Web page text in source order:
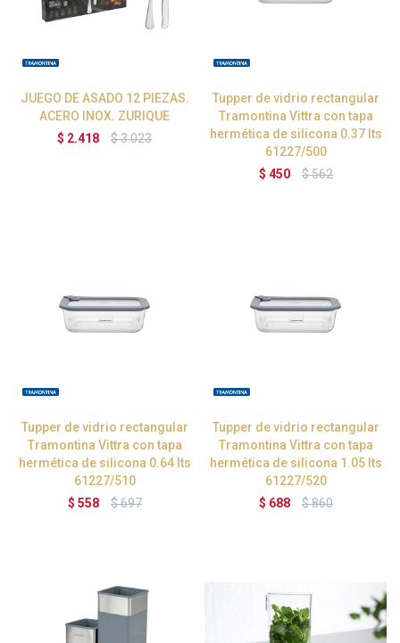
JUEGO DE ASADO 12 PIEZAS.
ACERO INOX. ZURIQUE
$ 2.418 $3.023
Tupper de vidrio rectangular
Tramontina Vittra con tapa
hermética de silicona 0.37 lts
61227/500
$ 450 $562
Tupper de vidrio rectangular
Tramontina Vittra con tapa
hermética de silicona 0.64 lts
61227/510
$ 558 $697
Tupper de vidrio rectangular
Tramontina Vittra con tapa
hermética de silicona 1.05 lts
61227/520
$ 688 $860